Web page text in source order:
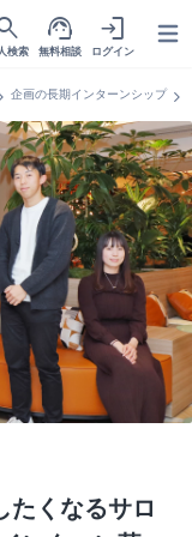
検索
support_agent
無料相談
login
ログイン
企画の長期インターンシップchevron_right
たくなるサロ